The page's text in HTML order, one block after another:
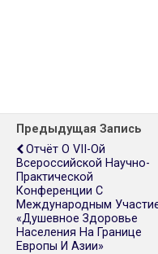
Предыдущая Запись
Отчёт О VII-Ой
Всероссийской Научно-
Практической
Конференции С
Международным
«Душевное Здоровье
Населения На Границе
Европы И Азии»